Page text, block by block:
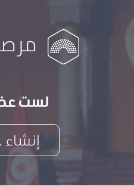
لست
إنشاء